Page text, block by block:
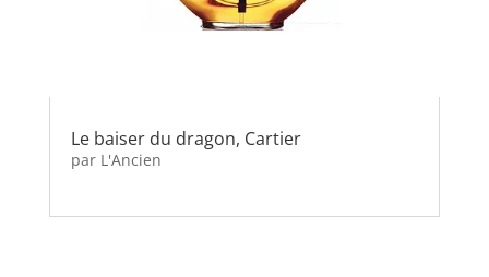
Le baiser du dragon, Cartier
par L'Ancien